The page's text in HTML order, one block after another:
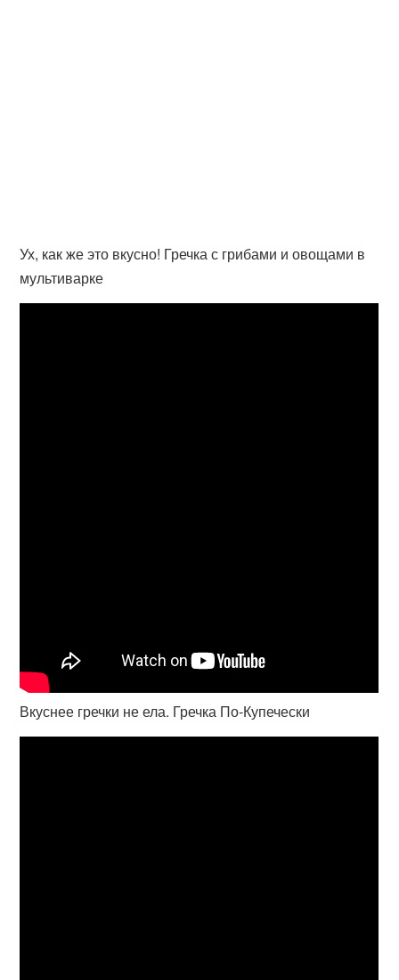
Ух, как же это вкусно! Гречка с грибами и овощами в
мультиварке
Вкуснее гречки не ела. Гречка По-Купечески